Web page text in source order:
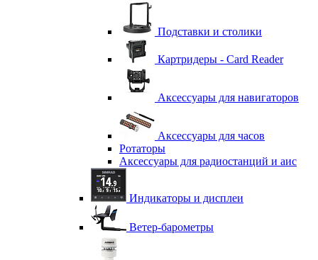
Подставки и столики
Картридеры - Card Reader
Аксессуары для навигаторов
Аксессуары для часов
Ротаторы
Аксессуары для радиостанций и аис
Индикаторы и дисплеи
Ветер-барометры